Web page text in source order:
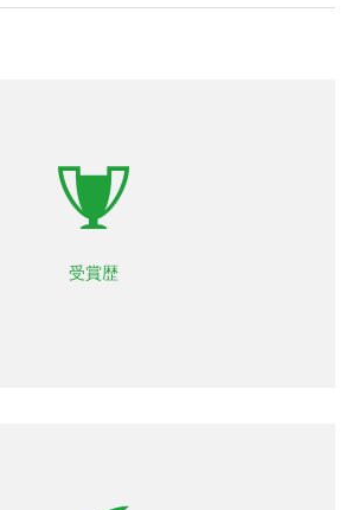
受賞歴
第8回とやまビジネスプランコンテスト
2015 年10月：IBM BlueHub 2期採択